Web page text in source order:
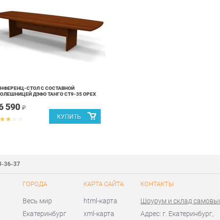
СТОЛ С СОСТАВНОЙ
ДЭФО ТАНГО СТ9-35 ОРЕХ
590 ₽
36-37
ГОРОДА
Весь мир
Екатеринбург
КАРТА САЙТА
html-карта
xml-карта
КОНТАКТЫ
Шоурум и склад
Адрес: г. Екатеринбург,